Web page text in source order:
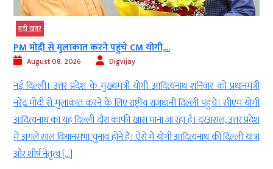
करने पहुंचे CM योगी,...
Digvijay
के मुख्यमंत्री योगी आदित्यनाथ शनिवार को प्रधानमंत्री
करने के लिए राष्ट्रीय राजधानी दिल्ली पहुंचे। सीएम योगी
दौरा काफी खास माना जा रहा है। दरअसल, उत्तर प्रदेश
चुनाव होने हैं। ऐसे में योगी आदित्यनाथ की दिल्ली यात्रा
लखनऊ । बसपा
समय-समय पर (From
रही है (SP has kept
(बसपा) की राष्ट्रीय